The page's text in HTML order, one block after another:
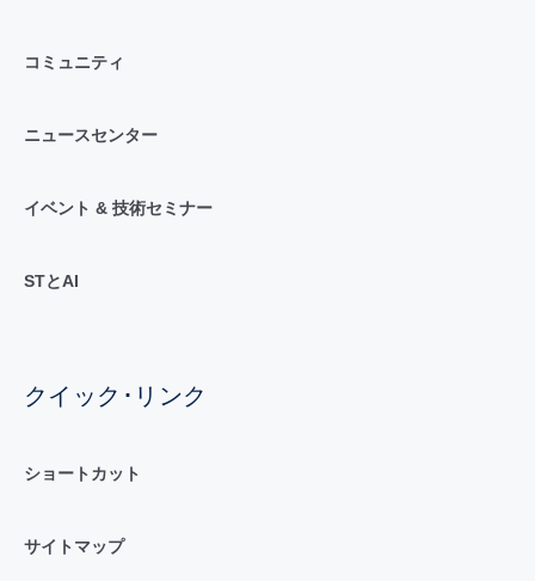
コミュニティ
ニュースセンター
イベント & 技術セミナー
STとAI
クイック･リンク
ショートカット
サイトマップ